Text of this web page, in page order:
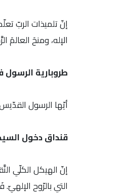
إنّ تلميذات الربّ
الإله، ومنحَ
طروبارية الرسول
أيّها الرسول
قنداق دخول
إنّ الهيكل الكلّي
التي بالرّوح